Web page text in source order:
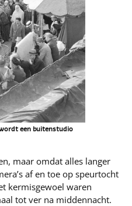
een buitenstudio
maar omdat alles langer
af en toe op speurtocht
kermisgewoel waren
tot ver na middennacht.